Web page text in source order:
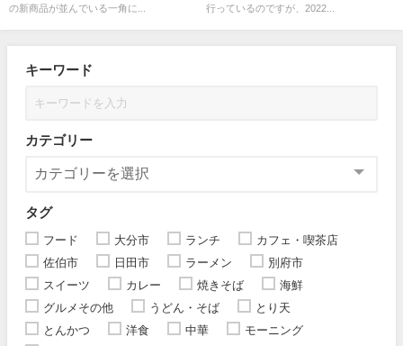
の新商品が並んでいる一角に...
行っているのですが、2022...
キーワード
カテゴリー
タグ
フード 大分市 ランチ
カフェ・喫茶店
佐伯市
日田市 ラーメン
別府市
スイーツ
カレー 焼きそば
海鮮
グルメその他
うどん・そば
とり天
とんかつ
洋食 中華
モーニング